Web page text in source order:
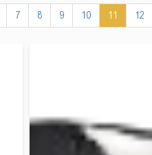
7 8 9 10 11 12